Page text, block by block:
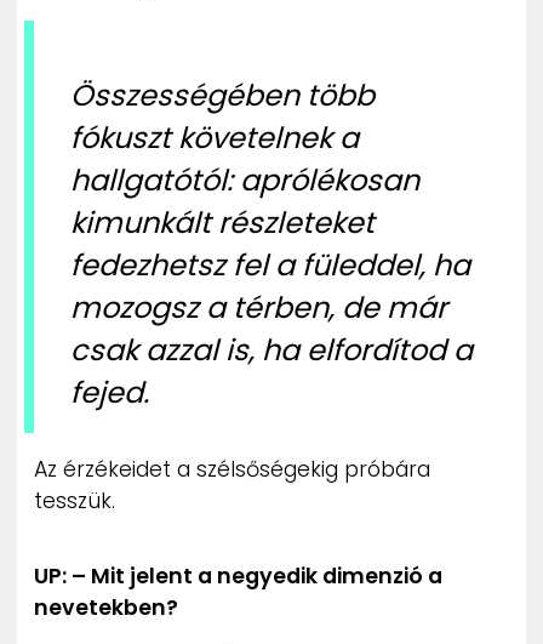
Összességében több
fókuszt követelnek a
hallgatótól: aprólékosan
kimunkált részleteket
fedezhetsz fel a füleddel, ha
mozogsz a térben, de már
csak azzal is, ha elfordítod a
fejed.
Az érzékeidet a szélsőségekig próbára
tesszük.
UP: – Mit jelent a negyedik dimenzió a
nevetekben?